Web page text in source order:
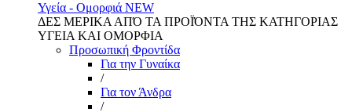
Υγεία - Ομορφιά NEW
ΔΕΣ ΜΕΡΙΚΑ ΑΠΌ ΤΑ ΠΡΟΪΌΝΤΑ ΤΗΣ ΚΑΤΗΓΟΡΙΑΣ
ΥΓΕΙΑ ΚΑΙ ΟΜΟΡΦΙΑ
Προσωπική Φροντίδα
Για την Γυναίκα
/
Για τον Άνδρα
/